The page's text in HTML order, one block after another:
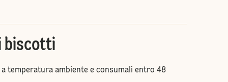
biscotti
temperatura ambiente e consumali entro 48